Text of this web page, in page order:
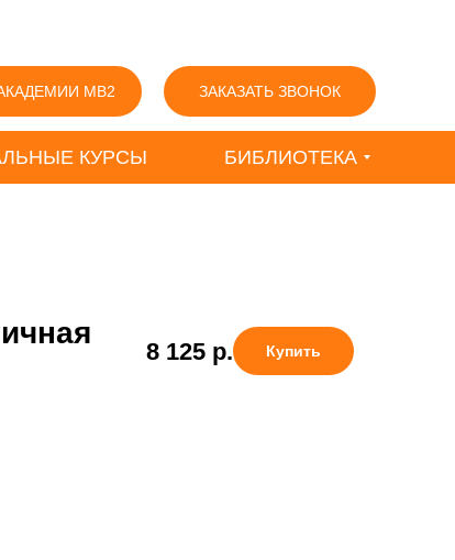
ЗАКАЗАТЬ ЗВОНОК
БИБЛИОТЕКА
КУРСЫ
MB2
8 125 р. Купить